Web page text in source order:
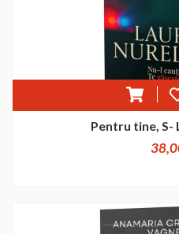
Pentru tine, S-